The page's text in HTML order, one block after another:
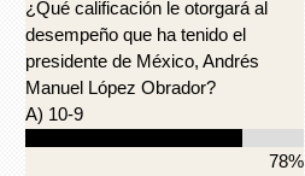
¿Qué calificación le otorgará al
desempeño que ha tenido el
presidente de México, Andrés
Manuel López Obrador?
A) 10-9
78%